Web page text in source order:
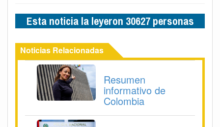
Esta noticia la leyeron 30627 personas
Noticias Relacionadas
Resumen
informativo de
Colombia